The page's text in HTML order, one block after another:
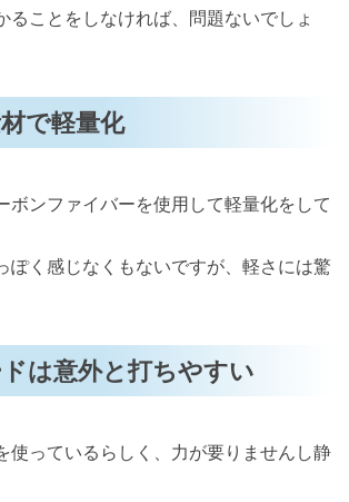
ることをしなければ、問題ないでしょ
で軽量化
ボンファイバーを使用して軽量化をして
ぽく感じなくもないですが、軽さには驚
は意外と打ちやすい
使っているらしく、力が要りませんし静